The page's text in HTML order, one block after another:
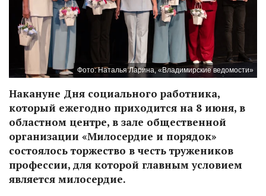
Фото: Наталья Ларина, «Владимирские ведомости»
Накануне Дня социального работника,
который ежегодно приходится на 8 июня, в
областном центре, в зале общественной
организации «Милосердие и порядок»
состоялось торжество в честь тружеников
профессии, для которой главным условием
является милосердие.